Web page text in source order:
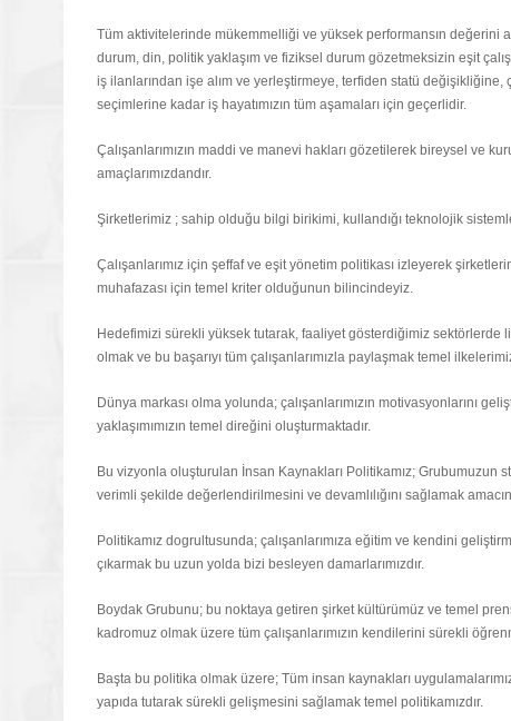
Tüm aktivitelerinde mükemmelliği ve yüksek performansın değerini
durum, din, politik yaklaşım ve fiziksel durum gözetmeksizin eşit
iş ilanlarından işe alım ve yerleştirmeye, terfiden statü
seçimlerine kadar iş hayatımızın tüm aşamaları için geçerlidir.
Çalışanlarımızın maddi ve manevi hakları gözetilerek bireysel ve
amaçlarımızdandır.
Şirketlerimiz ; sahip olduğu bilgi birikimi, kullandığı teknolojik
Çalışanlarımız için şeffaf ve eşit yönetim politikası izleyerek
muhafazası için temel kriter olduğunun bilincindeyiz.
Hedefimizi sürekli yüksek tutarak, faaliyet gösterdiğimiz sektörlerde
olmak ve bu başarıyı tüm çalışanlarımızla paylaşmak temel
Dünya markası olma yolunda; çalışanlarımızın motivasyonlarını
yaklaşımımızın temel direğini oluşturmaktadır.
Bu vizyonla oluşturulan İnsan Kaynakları Politikamız; Grubumuzun
verimli şekilde değerlendirilmesini ve devamlılığını sağlamak
Politikamız dogrultusunda; çalışanlarımıza eğitim ve kendini
çıkarmak bu uzun yolda bizi besleyen damarlarımızdır.
Boydak Grubunu; bu noktaya getiren şirket kültürümüz ve temel
kadromuz olmak üzere tüm çalışanlarımızın kendilerini sürekli
Başta bu politika olmak üzere; Tüm insan kaynakları
yapıda tutarak sürekli gelişmesini sağlamak temel politikamızdır.